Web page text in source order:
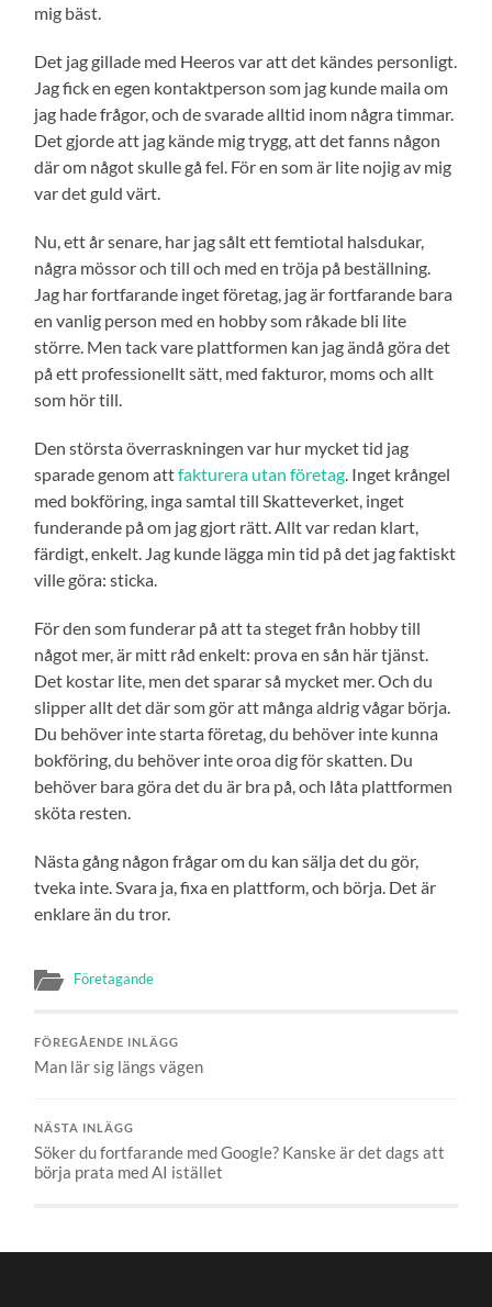
mig bäst.
Det jag gillade med Heeros var att det kändes personligt.
Jag fick en egen kontaktperson som jag kunde maila om
jag hade frågor, och de svarade alltid inom några timmar.
Det gjorde att jag kände mig trygg, att det fanns någon
där om något skulle gå fel. För en som är lite nojig av mig
var det guld värt.
Nu, ett år senare, har jag sålt ett femtiotal halsdukar,
några mössor och till och med en tröja på beställning.
Jag har fortfarande inget företag, jag är fortfarande bara
en vanlig person med en hobby som råkade bli lite
större. Men tack vare plattformen kan jag ändå göra det
på ett professionellt sätt, med fakturor, moms och allt
som hör till.
Den största överraskningen var hur mycket tid jag
sparade genom attfakturera utan företag . Inget krångel
med bokföring, inga samtal till Skatteverket, inget
funderande på om jag gjort rätt. Allt var redan klart,
färdigt, enkelt. Jag kunde lägga min tid på det jag faktiskt
ville göra: sticka.
För den som funderar på att ta steget från hobby till
något mer, är mitt råd enkelt: prova en sån här tjänst.
Det kostar lite, men det sparar så mycket mer. Och du
slipper allt det där som gör att många aldrig vågar börja.
Du behöver inte starta företag, du behöver inte kunna
bokföring, du behöver inte oroa dig för skatten. Du
behöver bara göra det du är bra på, och låta plattformen
sköta resten.
Nästa gång någon frågar om du kan sälja det du gör,
tveka inte. Svara ja, fixa en plattform, och börja. Det är
enklare än du tror.
Företagande
FÖREGÅENDE INLÄGG
Man lär sig längs vägen
NÄSTA INLÄGG
Söker du fortfarande med Google? Kanske är det dags att
börja prata med AI istället